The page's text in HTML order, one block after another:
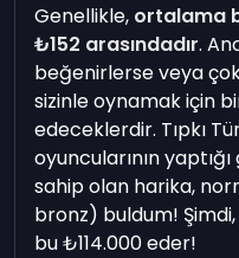
Genellikle, ortalama
₺152 arasındadır.
beğenirlerse veya çok
sizinle oynamak için
edeceklerdir. Tıpkı
oyuncularının
sahip olan harika,
bronz) buldum! Şimdi,
bu ₺114.000 eder!